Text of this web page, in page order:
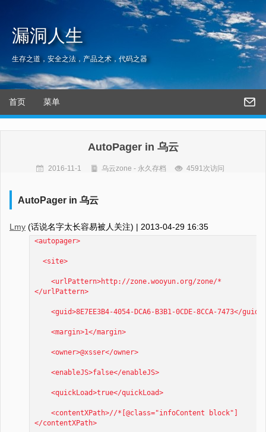
漏洞人生
生存之道，安全之法，产品之术，代码之器
首页 菜单
AutoPager in 乌云
2016-11-1 乌云zone - 永久存档 4591次访问
AutoPager in 乌云
Lmy (话说名字太长容易被人关注) | 2013-04-29 16:35
<autopager>
<site>
<urlPattern>http://zone.wooyun.org/zone/*
</urlPattern>
<guid>8E7EE3B4-4054-DCA6-B3B1-0CDE-8CCA-7473</guid>
<margin>1</margin>
<owner>@xsser</owner>
<enableJS>false</enableJS>
<quickLoad>true</quickLoad>
<contentXPath>//*[@class="infoContent block"]
</contentXPath>